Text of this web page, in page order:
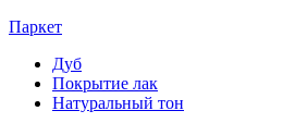
Паркет
Дуб
Покрытие лак
Натуральный тон